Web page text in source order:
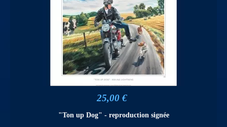
25,00 €
"Ton up Dog" - reproduction signée